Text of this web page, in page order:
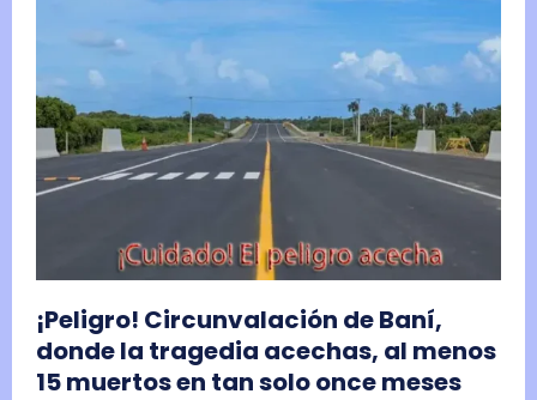
¡Peligro! Circunvalación de Baní,
donde la tragedia acechas, al menos
15 muertos en tan solo once meses